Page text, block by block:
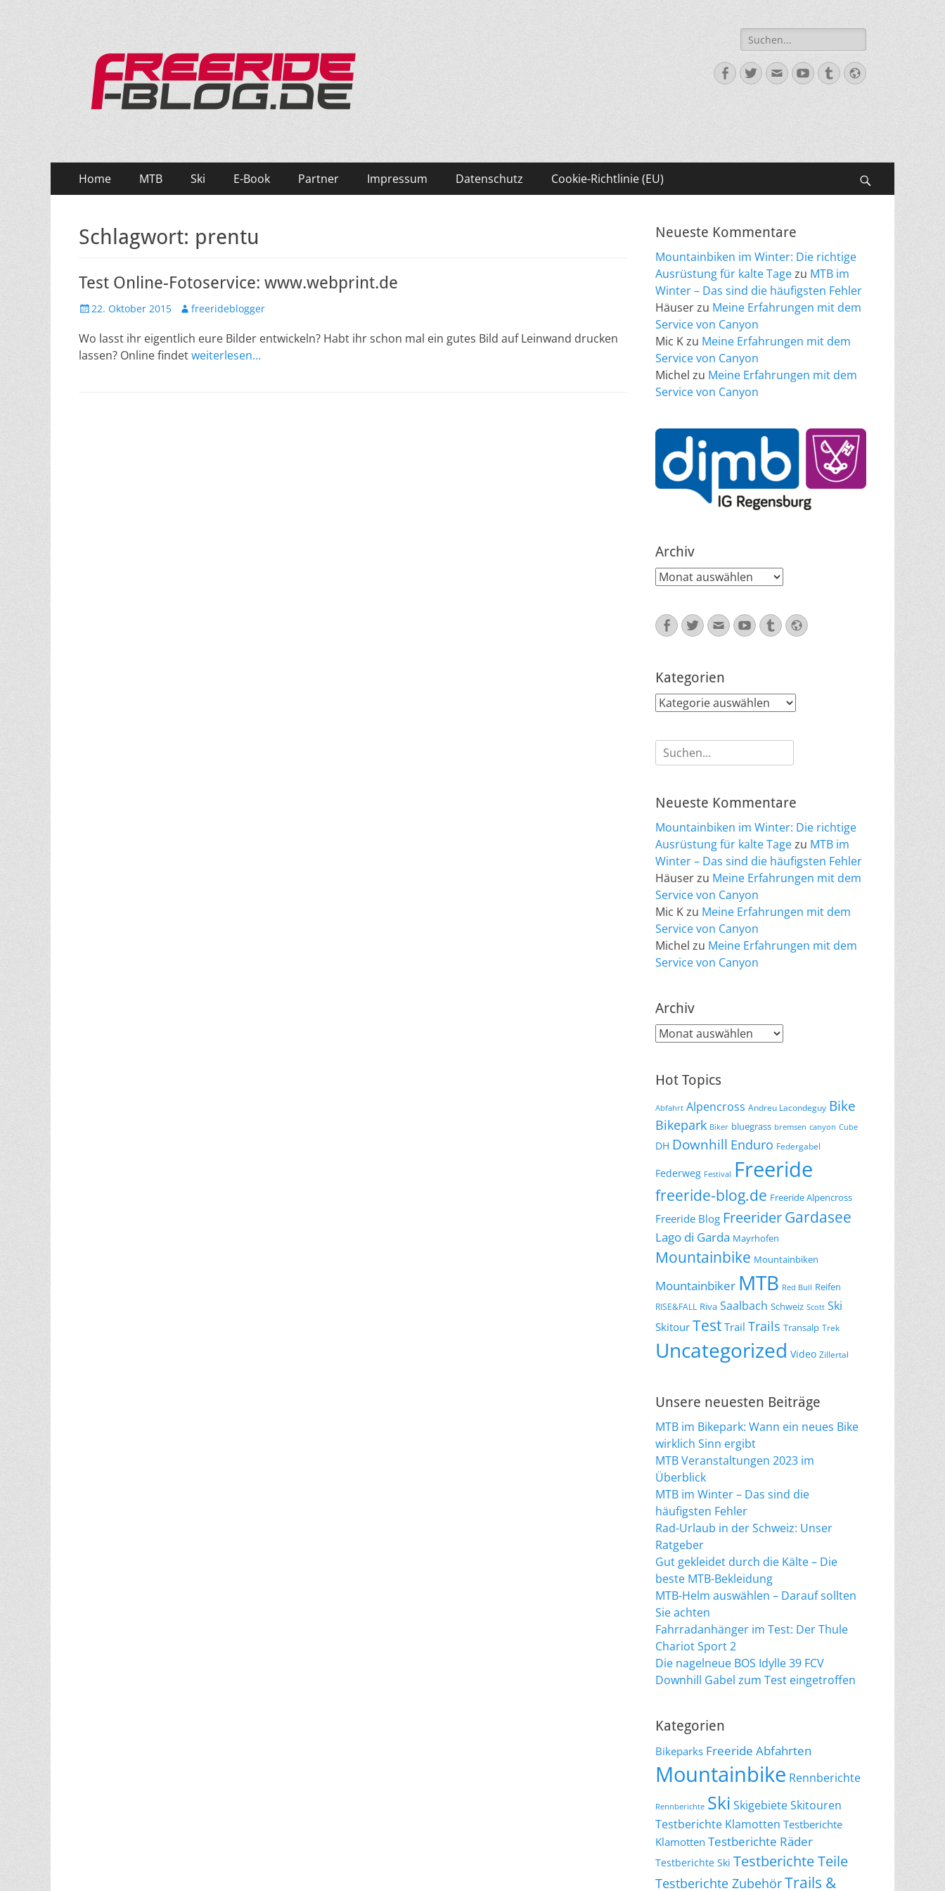
Suche
nach:
Facebook
Twitter
E-
Mail
YouTube
TumblrWebsite
Primäres
Menü
Inhalt
Home MTB Ski E-Book Partner Impressum Datenschutz Cookie-Richtlinie (EU)
Schlagwort: prentu
Test Online-Fotoservice: www.webprint.de
Veröffentlicht
22. Oktober 2015 Autorfreerideblogger
Wo lasst ihr eigentlich eure Bilder entwickeln? Habt ihr schon mal ein gutes Bild auf Leinwand drucken
lassen? Online findetweiterlesen…
Neueste Kommentare
Mountainbiken im Winter: Die richtige
Ausrüstung für kalte Tagezu MTB im
Winter – Das sind die häufigsten Fehler
Häuserzu Meine Erfahrungen mit dem
Service von Canyon
Mic Kzu Meine Erfahrungen mit dem
Service von Canyon
Michel zu Meine Erfahrungen mit dem
Service von Canyon
Archiv
Archiv
Facebook
Twitter
E-
Mail
YouTube
TumblrWebsite
Kategorien
Kategorien
Suche
nach:
Neueste Kommentare
Mountainbiken im Winter: Die richtige
Ausrüstung für kalte Tagezu MTB im
Winter – Das sind die häufigsten Fehler
Häuserzu Meine Erfahrungen mit dem
Service von Canyon
Mic Kzu Meine Erfahrungen mit dem
Service von Canyon
Michel zu Meine Erfahrungen mit dem
Service von Canyon
Archiv
Archiv
Hot Topics
Abfahrt Alpencross Andreu Lacondeguy Bike
Bikepark Biker bluegrass bremsen canyon Cube
DH Downhill Enduro Federgabel
Federweg Festival Freeride
freeride-blog.de Freeride Alpencross
Freeride Blog FreeriderGardasee
Lago di Garda Mayrhofen
Mountainbike Mountainbiken
Mountainbiker MTB Red Bull Reifen
RISE&FALL Riva Saalbach Schweiz Scott Ski
Skitour Test Trail Trails Transalp Trek
Uncategorized Video Zillertal
Unsere neuesten Beiträge
MTB im Bikepark: Wann ein neues Bike
wirklich Sinn ergibt
MTB Veranstaltungen 2023 im
Überblick
MTB im Winter – Das sind die
häufigsten Fehler
Rad-Urlaub in der Schweiz: Unser
Ratgeber
Gut gekleidet durch die Kälte – Die
beste MTB-Bekleidung
MTB-Helm auswählen – Darauf sollten
Sie achten
Fahrradanhänger im Test: Der Thule
Chariot Sport 2
Die nagelneue BOS Idylle 39 FCV
Downhill Gabel zum Test eingetroffen
Kategorien
Bikeparks Freeride Abfahrten
Mountainbike Rennberichte
Rennberichte Ski SkigebieteSkitouren
Testberichte Klamotten Testberichte
Klamotten Testberichte Räder
Testberichte Ski Testberichte Teile
Testberichte ZubehörTrails &